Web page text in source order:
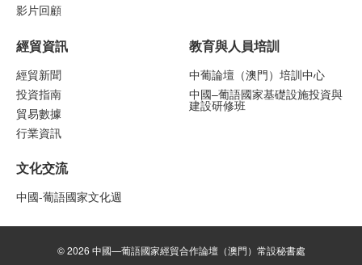
影片回顧
經貿資訊
經貿新聞
投資指南
貿易數據
行業資訊
文化交流
中國-葡語國家文化週
教育與人員培訓
中葡論壇（澳門）培訓中心
中國–葡語國家基礎設施投資與
建設研修班
© 2026 中國—葡語國家經貿合作論壇（澳門）常設秘書處